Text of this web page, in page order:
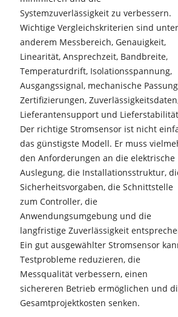
Systemzuverlässigkeit zu verbessern.
Wichtige Vergleichskriterien sind unter
anderem Messbereich, Genauigkeit,
Linearität, Ansprechzeit, Bandbreite,
Temperaturdrift, Isolationsspannung,
Ausgangssignal, mechanische
Zertifizierungen,
Lieferantensupport und
Der richtige Stromsensor ist nicht
das günstigste Modell. Er muss
den Anforderungen an die elektrische
Auslegung, die Installationsstruktur,
Sicherheitsvorgaben, die Schnittstelle
zum Controller, die
Anwendungsumgebung und die
langfristige Zuverlässigkeit
Ein gut ausgewählter Stromsensor
Testprobleme reduzieren, die
Messqualität verbessern, einen
sichereren Betrieb ermöglichen und
Gesamtprojektkosten senken.